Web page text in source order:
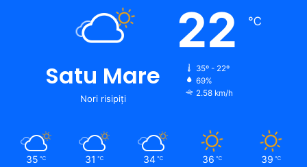
Satu Mare
Nori risipiți
22 ℃
35º - 22º
69%
2.58 km/h
35 ℃ 31 ℃ 34 ℃ 36 ℃ 39 ℃